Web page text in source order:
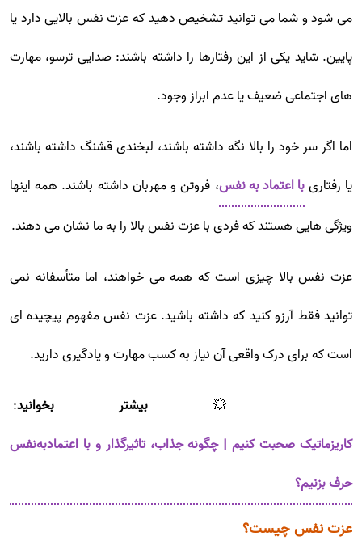
می شود و شما می توانید تشخیص دهید که عزت نفس بالایی دارد یا
پایین. شاید یکی از این رفتارها را داشته باشند: صدایی ترسو، مهارت
های اجتماعی ضعیف یا عدم ابراز وجود.
اما اگر سر خود را بالا نگه داشته باشند، لبخندی قشنگ داشته باشند،
یا رفتاریبا اعتماد به نفس، فروتن و مهربان داشته باشند. همه اینها
ویژگی هایی هستند که فردی با عزت نفس بالا را به ما نشان می دهند.
عزت نفس بالا چیزی است که همه می خواهند، اما متأسفانه نمی
توانید فقط آرزو کنید که داشته باشید. عزت نفس مفهوم پیچیده ای
است که برای درک واقعی آن نیاز به کسب مهارت و یادگیری دارید.
💥 بیشتر بخوانید:
کاریزماتیک صحبت کنیم | چگونه جذاب، تاثیرگذار و با اعتمادبه‌نفس
حرف بزنیم؟
عزت نفس چیست؟